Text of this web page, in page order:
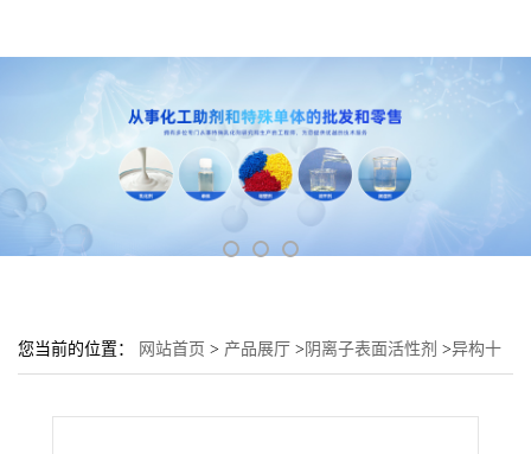
您当前的位置： 网站首页 > 产品展厅 > 阴离子表面活性剂 >异构十